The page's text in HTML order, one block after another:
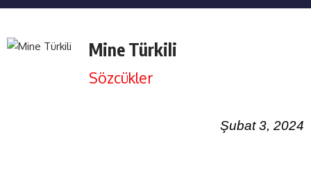
Mine Türkili
Sözcükler
Şubat 3, 2024